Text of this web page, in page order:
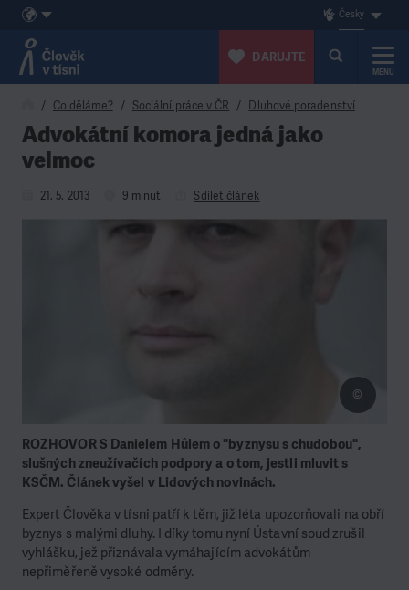
Přeskočit na obsah
Česky
DARUJTE
MENU
Co děláme? Sociální práce v ČR Dluhové poradenství
Advokátní komora jedná jako
velmoc
21. 5. 2013 9 minut Sdílet článek
ROZHOVOR S Danielem Hůlem o "byznysu s chudobou",
slušných zneužívačích podpory a o tom, jestli mluvit s
KSČM. Článek vyšel v Lidových novinách.
©
Expert Člověka v tísni patří k těm, již léta upozorňovali na obří
byznys s malými dluhy. I díky tomu nyní Ústavní soud zrušil
vyhlášku, jež přiznávala vymáhajícím advokátům
nepřiměřeně vysoké odměny.